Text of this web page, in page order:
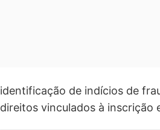
identificação de indícios de
direitos vinculados à inscrição